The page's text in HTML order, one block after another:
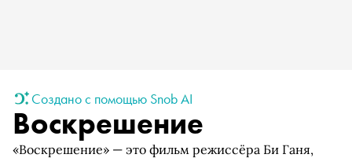
Создано с помощью Snob AI
Воскрешение
«Воскрешение» — это фильм режиссёра Би Ганя,